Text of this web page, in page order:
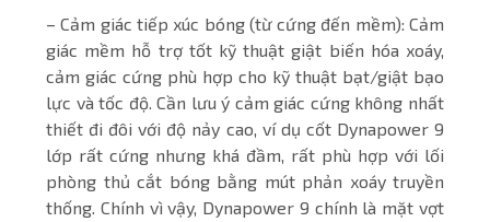
– Cảm giác tiếp xúc bóng (từ cứng đến mềm): Cảm
giác mềm hỗ trợ tốt kỹ thuật giật biến hóa xoáy,
cảm giác cứng phù hợp cho kỹ thuật bạt/giật bạo
lực và tốc độ. Cần lưu ý cảm giác cứng không nhất
thiết đi đôi với độ nảy cao, ví dụ cốt Dynapower 9
lớp rất cứng nhưng khá đầm, rất phù hợp với lối
phòng thủ cắt bóng bằng mút phản xoáy truyền
thống. Chính vì vậy, Dynapower 9 chính là mặt vợt